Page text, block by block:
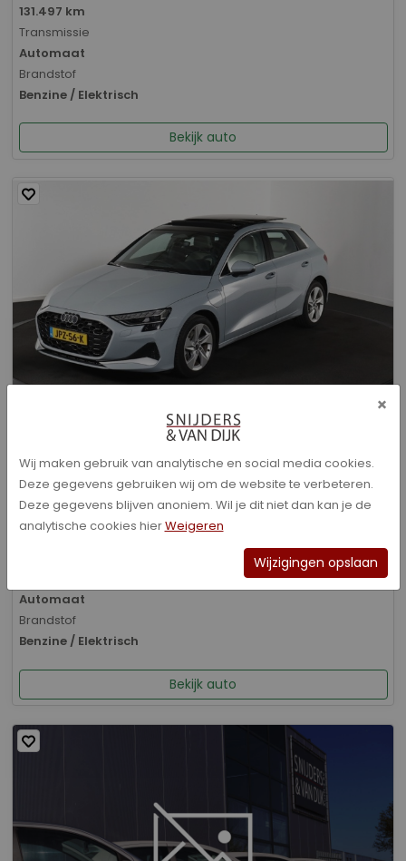
131.497 km
Transmissie
Automaat
Brandstof
Benzine / Elektrisch
Bekijk auto
Audi A3 - Sportback 40 TFSI e Advanced edition
Bouwjaar
01-2026
Kilometerstand
Automaat
Brandstof
Benzine / Elektrisch
Bekijk auto
×
Wij maken gebruik van analytische en social media cookies.
Deze gegevens gebruiken wij om de website te verbeteren.
Deze gegevens blijven anoniem. Wil je dit niet dan kan je de
analytische cookies hierWeigeren
Wijzigingen opslaan